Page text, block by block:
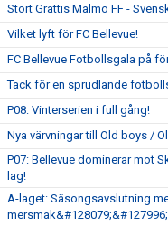
Stort Grattis Malmö FF -
Vilket lyft för FC Bellevue!
FC Bellevue Fotbollsgala på
Tack för en sprudlande
P08: Vinterserien i full gång!
Nya värvningar till Old boys /
P07: Bellevue dominerar mot
lag!
A-laget: Säsongsavslutning